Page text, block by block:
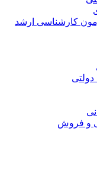
کارشناسی ارشد
و فروش